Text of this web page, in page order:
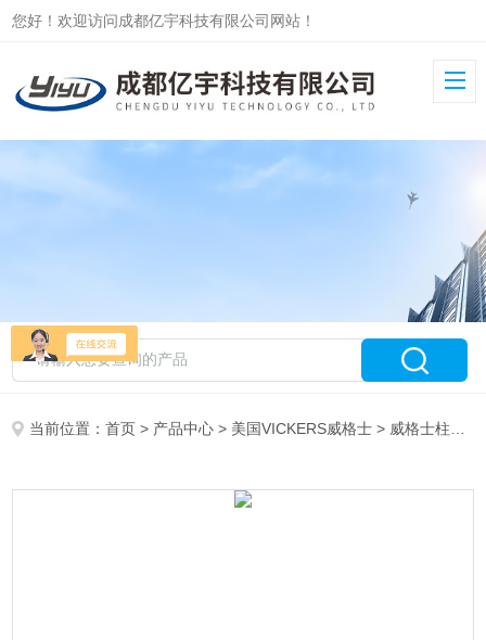
您好！欢迎访问成都亿宇科技有限公司网站！
当前位置：首页 > 产品中心 > 美国VICKERS威格士 > 威格士柱塞泵PVM/PVQ